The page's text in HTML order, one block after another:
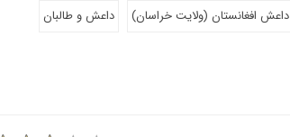
داعش افغانستان (ولایت خراسان)
داعش و طالبان